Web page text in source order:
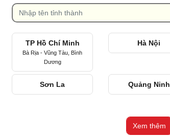
TP Hồ Chí Minh
Bà Rịa - Vũng Tàu, Bình
Dương
Hà Nội
Sơn La Quảng Ninh
Xem thêm